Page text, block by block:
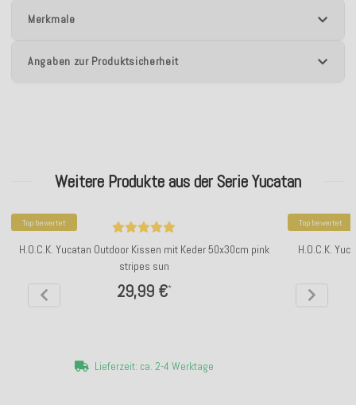
Merkmale
Angaben zur Produktsicherheit
Weitere Produkte aus der Serie Yucatan
Top bewertet
H.O.C.K. Yucatan Outdoor Kissen mit Keder 50x30cm pink
stripes sun
29,99 €*
Lieferzeit: ca. 2-4 Werktage
Top bewertet
H.O.C.K.